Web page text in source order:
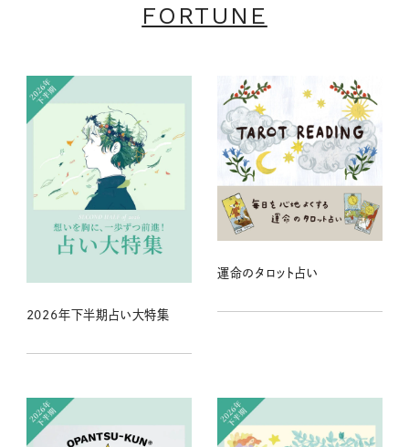
FORTUNE
2026年下半期占い大特集
運命のタロット占い